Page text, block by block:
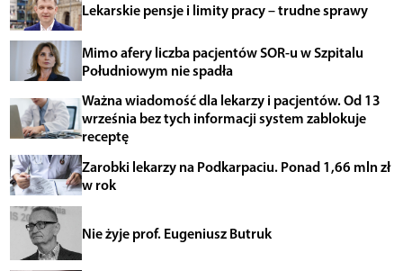
Lekarskie pensje i limity pracy – trudne sprawy
Mimo afery liczba pacjentów SOR-u w Szpitalu
Południowym nie spadła
Ważna wiadomość dla lekarzy i pacjentów. Od 13
września bez tych informacji system zablokuje
receptę
Zarobki lekarzy na Podkarpaciu. Ponad 1,66 mln zł
w rok
Nie żyje prof. Eugeniusz Butruk